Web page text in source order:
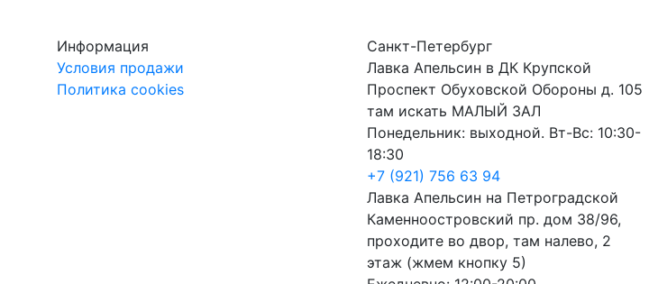
Информация
Условия продажи
Политика cookies
Санкт-Петербург
Лавка Апельсин в ДК Крупской
Проспект Обуховской Обороны д. 105
там искать МАЛЫЙ ЗАЛ
Понедельник: выходной. Вт-Вс: 10:30-
18:30
+7 (921) 756 63 94
Лавка Апельсин на Петроградской
Каменноостровский пр. дом 38/96,
проходите во двор, там налево, 2
этаж (жмем кнопку 5)